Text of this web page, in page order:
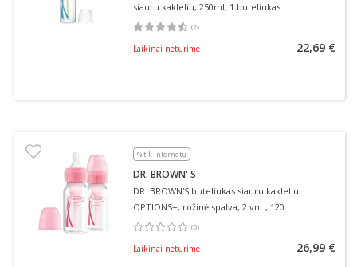
siauru kakleliu, 250ml, 1 buteliukas
(2)
Vidutinis įvertinimas 4.50
Laikinai neturime 22,69 €
% tik internetu
DR. BROWN' S
DR. BROWN'S buteliukas siauru kakleliu
OPTIONS+, rožinė spalva, 2 vnt., 120
ml+žindukas, 0–3 mėn., 2 vnt., + valymo
(0)
Vidutinis įvertinimas 0.00
Laikinai neturime 26,99 €